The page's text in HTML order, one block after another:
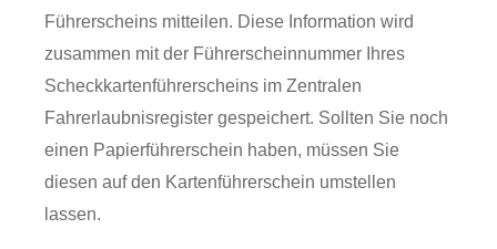
Führerscheins mitteilen. Diese Information wird
zusammen mit der Führerscheinnummer Ihres
Scheckkartenführerscheins im Zentralen
Fahrerlaubnisregister gespeichert. Sollten Sie noch
einen Papierführerschein haben, müssen Sie
diesen auf den Kartenführerschein umstellen
lassen.